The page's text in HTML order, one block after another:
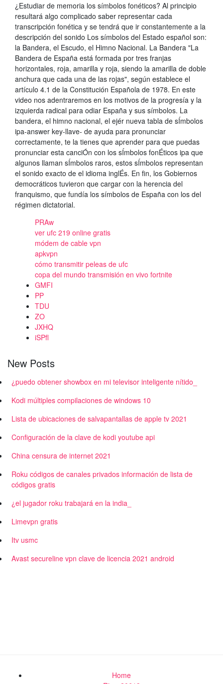
¿Estudiar de memoria los símbolos fonéticos? Al principio
resultará algo complicado saber representar cada
transcripción fonética y se tendrá que ir constantemente a la
descripción del sonido Los símbolos del Estado español son:
la Bandera, el Escudo, el Himno Nacional. La Bandera "La
Bandera de España está formada por tres franjas
horizontales, roja, amarilla y roja, siendo la amarilla de doble
anchura que cada una de las rojas", según establece el
artículo 4.1 de la Constitución Española de 1978. En este
video nos adentraremos en los motivos de la progresía y la
izquierda radical para odiar España y sus símbolos. La
bandera, el himno nacional, el ejér nueva tabla de sÍmbolos
ipa-answer key-llave- de ayuda para pronunciar
correctamente, te la tienes que aprender para que puedas
pronunciar esta canciÓn con los sÍmbolos fonÉticos ipa que
algunos llaman sÍmbolos raros, estos sÍmbolos representan
el sonido exacto de el idioma inglÉs. En fin, los Gobiernos
democráticos tuvieron que cargar con la herencia del
franquismo, que fundía los símbolos de España con los del
régimen dictatorial.
PRAw
ver ufc 219 online gratis
módem de cable vpn
apkvpn
cómo transmitir peleas de ufc
copa del mundo transmisión en vivo fortnite
GMFI
PP
TDU
ZO
JXHQ
iSPfl
New Posts
¿puedo obtener showbox en mi televisor inteligente nítido_
Kodi múltiples compilaciones de windows 10
Lista de ubicaciones de salvapantallas de apple tv 2021
Configuración de la clave de kodi youtube api
China censura de internet 2021
Roku códigos de canales privados información de lista de
códigos gratis
¿el jugador roku trabajará en la india_
Limevpn gratis
Itv usmc
Avast secureline vpn clave de licencia 2021 android
Home